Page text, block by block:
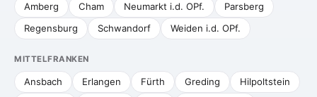
Amberg Cham Neumarkt i.d. OPf.
Parsberg
Regensburg
Schwandorf Weiden i.d. OPf.
MITTELFRANKEN
Ansbach Erlangen Fürth Greding
Hilpoltstein